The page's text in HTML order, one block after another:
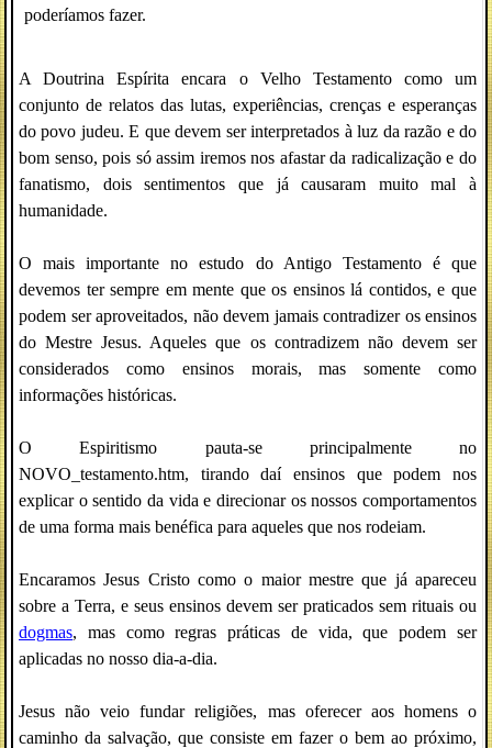
poderíamos fazer.
A Doutrina Espírita encara o Velho Testamento como um
conjunto de relatos das lutas, experiências, crenças e esperanças
do povo judeu. E que devem ser interpretados à luz da razão e do
bom senso, pois só assim iremos nos afastar da radicalização e do
fanatismo, dois sentimentos que já causaram muito mal à
humanidade.
O mais importante no estudo do Antigo Testamento é que
devemos ter sempre em mente que os ensinos lá contidos, e que
podem ser aproveitados, não devem jamais contradizer os ensinos
do Mestre Jesus. Aqueles que os contradizem não devem ser
considerados como ensinos morais, mas somente como
informações históricas.
O Espiritismo pauta-se principalmente no
NOVO_testamento.htm, tirando daí ensinos que podem nos
explicar o sentido da vida e direcionar os nossos comportamentos
de uma forma mais benéfica para aqueles que nos rodeiam.
Encaramos Jesus Cristo como o maior mestre que já apareceu
sobre a Terra, e seus ensinos devem ser praticados sem rituais ou
dogmas, mas como regras práticas de vida, que podem ser
aplicadas no nosso dia-a-dia.
Jesus não veio fundar religiões, mas oferecer aos homens o
caminho da salvação, que consiste em fazer o bem ao próximo,